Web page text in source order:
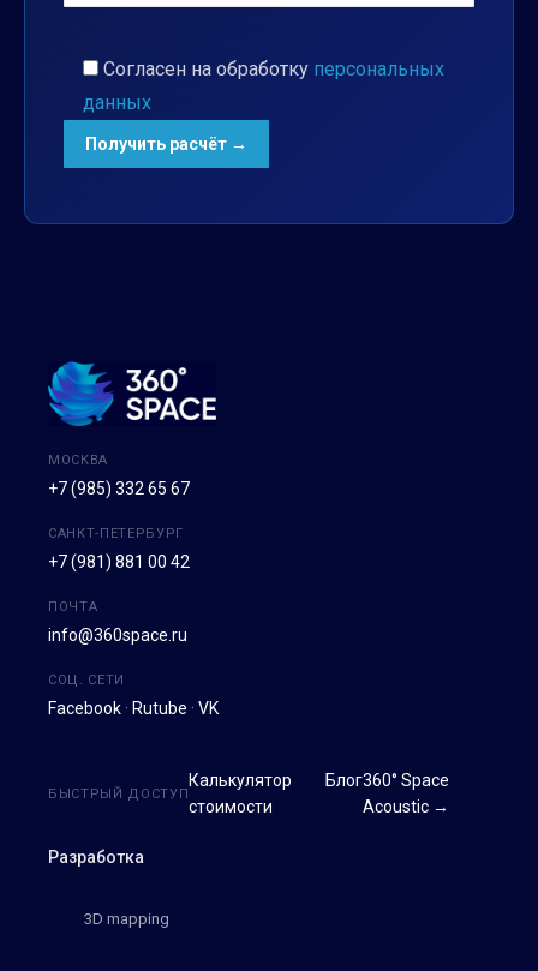
Согласен на обработку персональных
данных
МОСКВА
+7 (985) 332 65 67
САНКТ-ПЕТЕРБУРГ
+7 (981) 881 00 42
ПОЧТА
info@360space.ru
СОЦ. СЕТИ
Facebook · Rutube · VK
Разработка
3D mapping
БЫСТРЫЙ ДОСТУП
Калькулятор
стоимости
Блог360° Space
Acoustic →